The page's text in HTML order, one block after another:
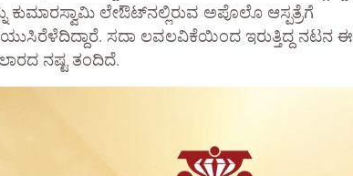
ಕುಮಾರಸ್ವಾಮಿ ಲೇಔಟ್‌ನಲ್ಲಿರುವ ಅಪೊಲೊ ಆಸ್ಪತ್ರೆಗೆ
ಸದಾ ಲವಲವಿಕೆಯಿಂದ ಇರುತ್ತಿದ್ದ ನಟನ ಈ
ನಷ್ಟ ತಂದಿದೆ.